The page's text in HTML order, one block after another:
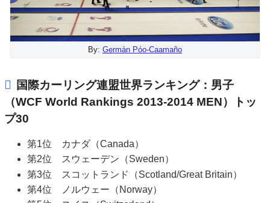
By: Germán Póo-Caamaño
国際カーリング連盟世界ランキング：男子
（WCF World Rankings 2013-2014 MEN）トッ
プ30
第1位 カナダ（Canada）
第2位 スウェーデン（Sweden）
第3位 スコットランド（Scotland/Great Britain）
第4位 ノルウェー（Norway）